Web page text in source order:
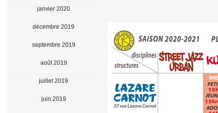
janvier 2020
décembre 2019
septembre 2019
août 2019
juillet 2019
juin 2019